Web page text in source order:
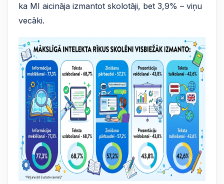
ka MI aicināja izmantot skolotāji, bet 3,9% – viņu
vecāki.